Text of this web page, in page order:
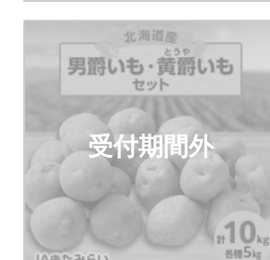
受付期間外